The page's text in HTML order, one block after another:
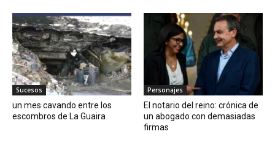
Sucesos
un mes cavando entre los
escombros de La Guaira
Personajes
El notario del reino: crónica de
un abogado con demasiadas
firmas